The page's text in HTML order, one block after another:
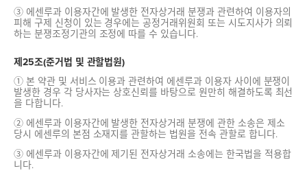
③ 에센루과 이용자간에 발생한 전자상거래 분쟁과 관련하여 이용자의
피해 구제 신청이 있는 경우에는 공정거래위원회 또는 시도지사가 의뢰
하는 분쟁조정기관의 조정에 따를 수 있습니다.
제25조(준거법 및 관할법원)
① 본 약관 및 서비스 이용과 관련하여 에센루과 이용자 사이에 분쟁이
발생한 경우 각 당사자는 상호신뢰를 바탕으로 원만히 해결하도록 최선
을 다합니다.
② 에센루과 이용자간에 발생한 전자상거래 분쟁에 관한 소송은 제소
당시 에센루의 본점 소재지를 관할하는 법원을 전속 관할로 합니다.
③ 에센루과 이용자간에 제기된 전자상거래 소송에는 한국법을 적용합
니다.